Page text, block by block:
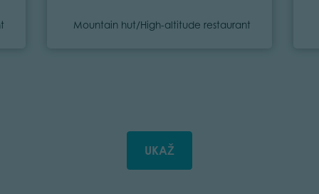
Category
Mountain hut/High-altitude restaurant
UKAŽ